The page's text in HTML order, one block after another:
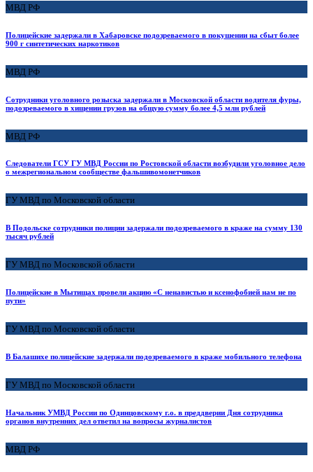
МВД РФ
Полицейские задержали в Хабаровске подозреваемого в покушении на сбыт более
900 г синтетических наркотиков
МВД РФ
Сотрудники уголовного розыска задержали в Московской области водителя фуры,
подозреваемого в хищении грузов на общую сумму более 4,5 млн рублей
МВД РФ
Следователи ГСУ ГУ МВД России по Ростовской области возбудили уголовное дело
о межрегиональном сообществе фальшивомонетчиков
ГУ МВД по Московской области
В Подольске сотрудники полиции задержали подозреваемого в краже на сумму 130
тысяч рублей
ГУ МВД по Московской области
Полицейские в Мытищах провели акцию «С ненавистью и ксенофобией нам не по
пути»
ГУ МВД по Московской области
В Балашихе полицейские задержали подозреваемого в краже мобильного телефона
ГУ МВД по Московской области
Начальник УМВД России по Одинцовскому г.о. в преддверии Дня сотрудника
органов внутренних дел ответил на вопросы журналистов
МВД РФ